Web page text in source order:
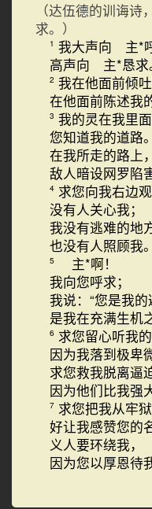
（达伍德的训诲
求。）
1 我大声向 主*
高声向 主*恳求
2 我在他面前倾吐
在他面前陈述我
3 我的灵在我里面
您知道我的道路。
在我所走的路上，
敌人暗设网罗陷
4 求您向我右边观
没有人关心我；
我没有逃难的地
也没有人照顾我。
5
主*啊！
我向您呼求；
我说：“您是我的
是我在充满生机
6 求您留心听我的
因为我落到极卑
求您救我脱离逼
因为他们比我强
7 求您把我从牢狱
好让我感赞您的
义人要环绕我，
因为您以厚恩待